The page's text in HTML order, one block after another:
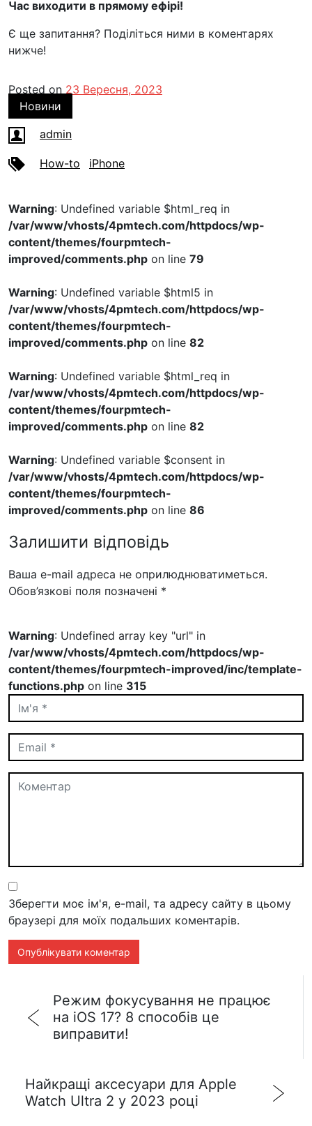
Час виходити в прямому ефірі!
Є ще запитання? Поділіться ними в коментарях
нижче!
Posted on 23 Вересня, 2023
Новини
admin
How-to iPhone
Warning: Undefined variable $html_req in
/var/www/vhosts/4pmtech.com/httpdocs/wp-
content/themes/fourpmtech-
improved/comments.php on line 79
Warning: Undefined variable $html5 in
/var/www/vhosts/4pmtech.com/httpdocs/wp-
content/themes/fourpmtech-
improved/comments.php on line 82
Warning: Undefined variable $html_req in
/var/www/vhosts/4pmtech.com/httpdocs/wp-
content/themes/fourpmtech-
improved/comments.php on line 82
Warning: Undefined variable $consent in
/var/www/vhosts/4pmtech.com/httpdocs/wp-
content/themes/fourpmtech-
improved/comments.php on line 86
Залишити відповідь
Ваша e-mail адреса не оприлюднюватиметься.
Обов’язкові поля позначені *
Warning: Undefined array key "url" in
/var/www/vhosts/4pmtech.com/httpdocs/wp-
content/themes/fourpmtech-improved/inc/template-
functions.php on line 315
Зберегти моє ім'я, e-mail, та адресу сайту в цьому
браузері для моїх подальших коментарів.
Режим фокусування не працює
на iOS 17? 8 способів це
виправити!
Найкращі аксесуари для Apple
Watch Ultra 2 у 2023 році